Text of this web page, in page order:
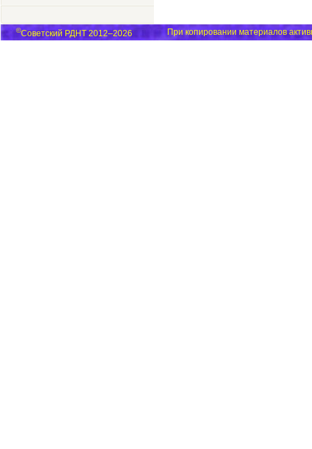
©Советский РДНТ 2012–2026 При копировании материалов